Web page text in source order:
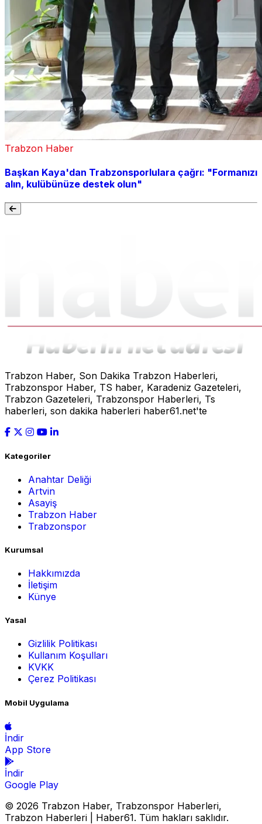
Trabzon Haber
Başkan Kaya'dan Trabzonsporlulara çağrı: "Formanızı
alın, kulübünüze destek olun"
Trabzon Haber, Son Dakika Trabzon Haberleri,
Trabzonspor Haber, TS haber, Karadeniz Gazeteleri,
Trabzon Gazeteleri, Trabzonspor Haberleri, Ts
haberleri, son dakika haberleri haber61.net'te
Kategoriler
Anahtar Deliği
Artvin
Asayiş
Trabzon Haber
Trabzonspor
Kurumsal
Hakkımızda
İletişim
Künye
Yasal
Gizlilik Politikası
Kullanım Koşulları
KVKK
Çerez Politikası
Mobil Uygulama
İndir
App Store
İndir
Google Play
© 2026 Trabzon Haber, Trabzonspor Haberleri,
Trabzon Haberleri | Haber61. Tüm hakları saklıdır.